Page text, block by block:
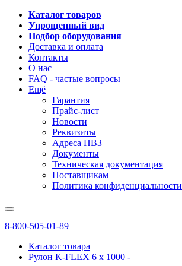
Каталог товаров
Упрощенный вид
Подбор оборудования
Доставка и оплата
Контакты
О нас
FAQ - частые вопросы
Ещё
Гарантия
Прайс-лист
Новости
Реквизиты
Адреса ПВЗ
Документы
Техническая документация
Поставщикам
Политика конфиденциальности
8-800-505-01-89
Каталог товара
Рулон K-FLEX 6 x 1000 -